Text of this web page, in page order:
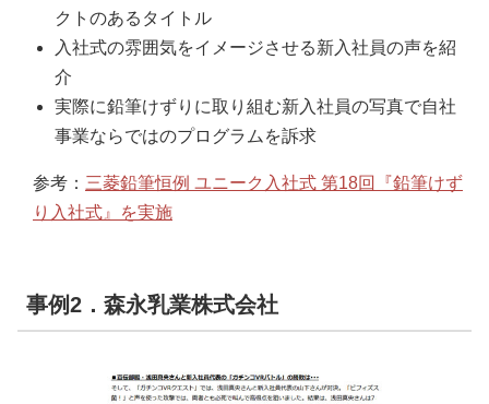
クトのあるタイトル
入社式の雰囲気をイメージさせる新入社員の声を紹
介
実際に鉛筆けずりに取り組む新入社員の写真で自社
事業ならではのプログラムを訴求
参考： 三菱鉛筆恒例 ユニーク入社式 第18回『鉛筆けず
り入社式』を実施
事例2．森永乳業株式会社